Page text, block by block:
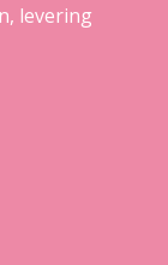
levering